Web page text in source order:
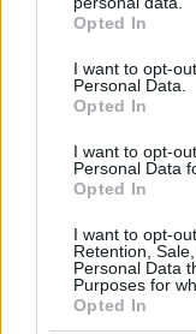
grant or deny
use your data for
consent section.
Opted In
I want to opt-
Personal Data.
Opted In
I want to opt-
Personal Data
Opted In
I want to opt-
Retention,
Personal Data
Purposes for
Opted In
que facilita a
menú a los
Por eso hemos
ayudar a tu
circunstancias
que pueden
trabajo en tu
puedas